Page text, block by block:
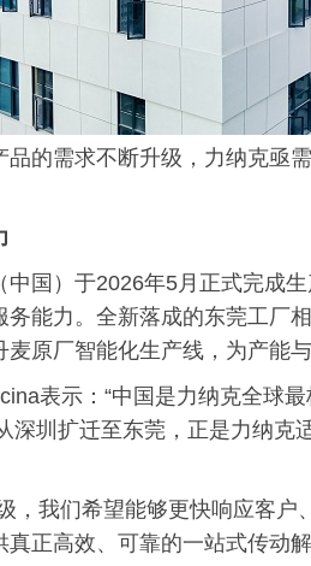
的需求不断升级，力纳克亟
国）于2026年5月正式完成
能力。全新落成的东莞工厂
原厂智能化生产线，为产能
表示：“中国是力纳克全球
深圳扩迁至东莞，正是力纳克
，我们希望能够更快响应客
正高效、可靠的一站式传动